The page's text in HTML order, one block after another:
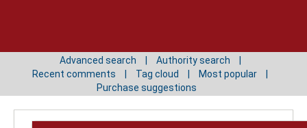
Advanced search
Authority search
Recent comments
Tag cloud
Most popular
Purchase suggestions